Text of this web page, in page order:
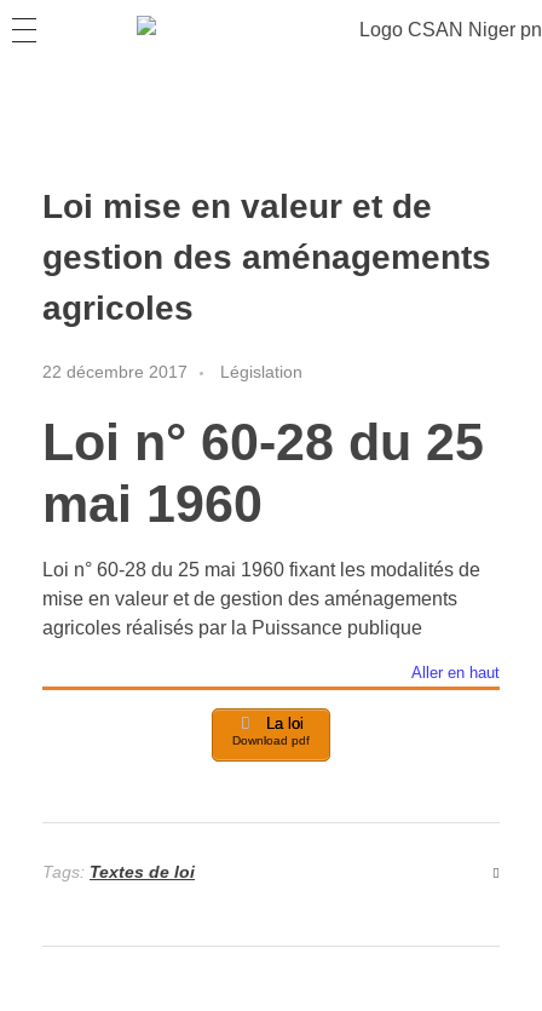
Loi mise en valeur et de
gestion des aménagements
agricoles
22 décembre 2017 Législation
Loi n° 60-28 du 25
mai 1960
Loi n° 60-28 du 25 mai 1960 fixant les modalités de
mise en valeur et de gestion des aménagements
agricoles réalisés par la Puissance publique
Aller en haut
La loi
Download pdf
Tags: Textes de loi